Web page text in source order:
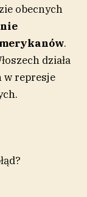
obecnych
.
działa
w represje